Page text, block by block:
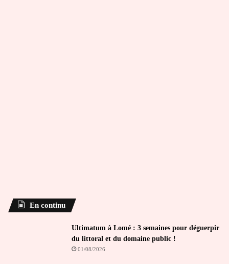
En continu
Ultimatum à Lomé : 3 semaines pour déguerpir
du littoral et du domaine public !
01/08/2026